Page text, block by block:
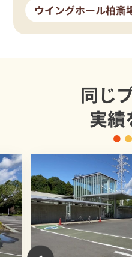
ウイングホール柏斎
同じ
実績